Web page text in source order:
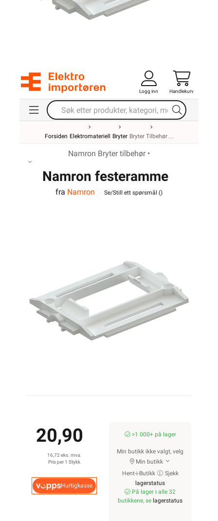
Logg inn Handlekurv
Forsiden Elektromateriell Bryter Bryter Tilbehør
Namron Bryter tilbehør •
Namron festeramme
fra Namron Se/Still ett spørsmål ()
20,90
16,72 eks. mva.
Pris per 1 Stykk
Hurtigkasse
>1 000+ på lager
Min butikk ikke valgt, velg
Min butikk
Hent-i-Butikk
Sjekk
lagerstatus
På lager i alle 32
butikkene, se lagerstatus